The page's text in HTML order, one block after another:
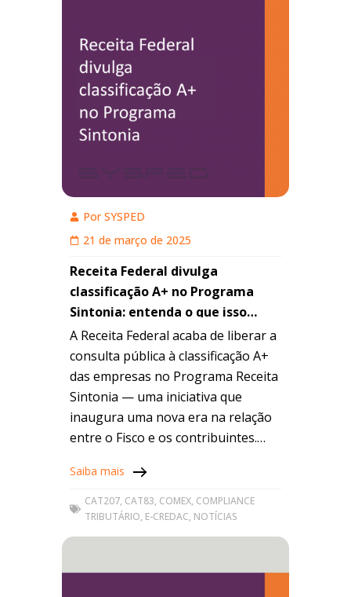
PorSYSPED
21 de março de 2025
Receita Federal divulga
classificação A+ no Programa
Sintonia: entenda o que isso
representa e como sua empresa
pode evoluir no ranking
A Receita Federal acaba de liberar a
consulta pública à classificação A+
das empresas no Programa Receita
Sintonia — uma iniciativa que
inaugura uma nova era na relação
entre o Fisco e os contribuintes.
do
Saiba mais
CAT207, CAT83, COMEX, COMPLIANCE
TRIBUTÁRIO, E-CREDAC, NOTÍCIAS